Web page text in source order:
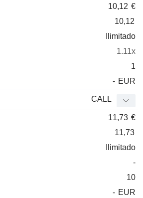
10,12 €
10,12
Ilimitado
1.11x
1
- EUR
CALL
11,73 €
11,73
Ilimitado
-
10
- EUR